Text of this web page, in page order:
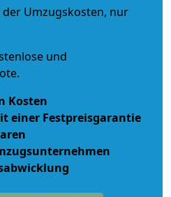
der Umzugskosten, nur
und
Kosten
einer Festpreisgarantie